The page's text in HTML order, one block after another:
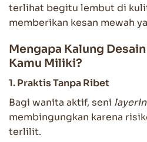
terlihat begitu lembut di
memberikan kesan mewah
Mengapa Kalung
Kamu Miliki?
1. Praktis Tanpa Ribet
Bagi wanita aktif, seni
membingungkan karena
terlilit.